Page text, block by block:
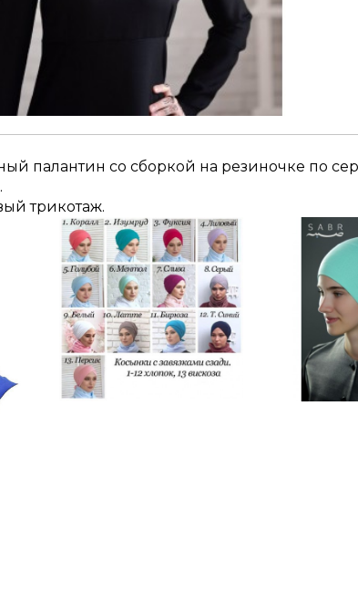
палантин со сборкой на резиночке по
трикотаж.